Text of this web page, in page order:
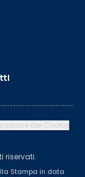
dei Cookie
riservati.
Stampa in data